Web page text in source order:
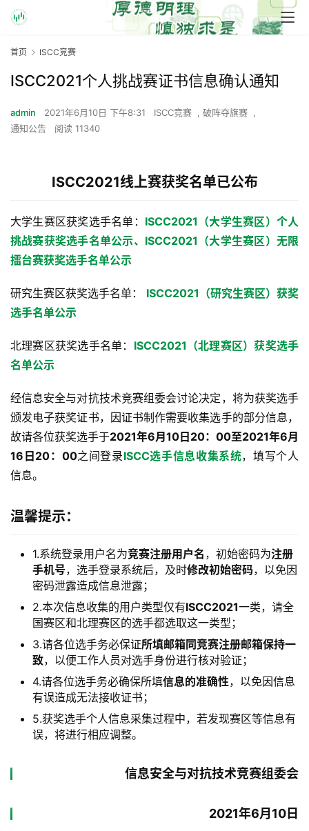
首页 ISCC竞赛
ISCC2021个人挑战赛证书信息确认通知
admin 2021年6月10日 下午8:31 ISCC竞赛 , 破阵夺旗赛 ,
通知公告
阅读 11340
ISCC2021线上赛获奖名单已公布
大学生赛区获奖选手名单： ISCC2021（大学生赛区）个人
挑战赛获奖选手名单公示、ISCC2021（大学生赛区）无限
擂台赛获奖选手名单公示
研究生赛区获奖选手名单： ISCC2021（研究生赛区）获奖
选手名单公示
北理赛区获奖选手名单： ISCC2021（北理赛区）获奖选手
名单公示
经信息安全与对抗技术竞赛组委会讨论决定，将为获奖选手
颁发电子获奖证书，因证书制作需要收集选手的部分信息，
故请各位获奖选手于2021年6月10日20：00至2021年6月
16日20：00之间登录ISCC选手信息收集系统，填写个人
信息。
温馨提示：
1.系统登录用户名为竞赛注册用户名 ，初始密码为注册
手机号，选手登录系统后，及时修改初始密码，以免因
密码泄露造成信息泄露；
2.本次信息收集的用户类型仅有ISCC2021一类，请全
国赛区和北理赛区的选手都选取这一类型；
3.请各位选手务必保证所填邮箱同竞赛注册邮箱保持一
致，以便工作人员对选手身份进行核对验证；
4.请各位选手务必确保所填信息的准确性，以免因信息
有误造成无法接收证书；
5.获奖选手个人信息采集过程中，若发现赛区等信息有
误，将进行相应调整。
信息安全与对抗技术竞赛组委会
2021年6月10日